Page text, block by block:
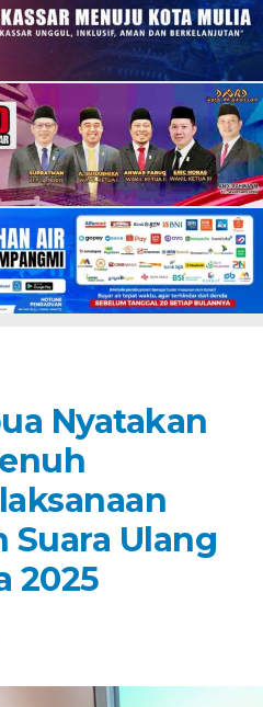
Nyatakan
Ulang
2025